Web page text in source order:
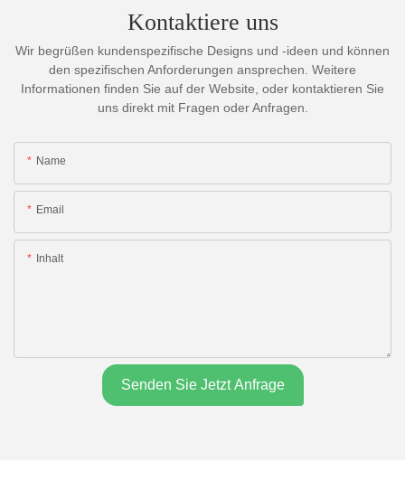
Kontaktiere uns
Wir begrüßen kundenspezifische Designs und -ideen und können
den spezifischen Anforderungen ansprechen. Weitere
Informationen finden Sie auf der Website, oder kontaktieren Sie
uns direkt mit Fragen oder Anfragen.
Name
Email
Inhalt
Senden Sie Jetzt Anfrage